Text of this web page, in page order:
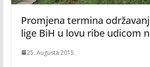
Promjena termina
lige BiH u lovu ribe udicom
25. Augusta 2015.